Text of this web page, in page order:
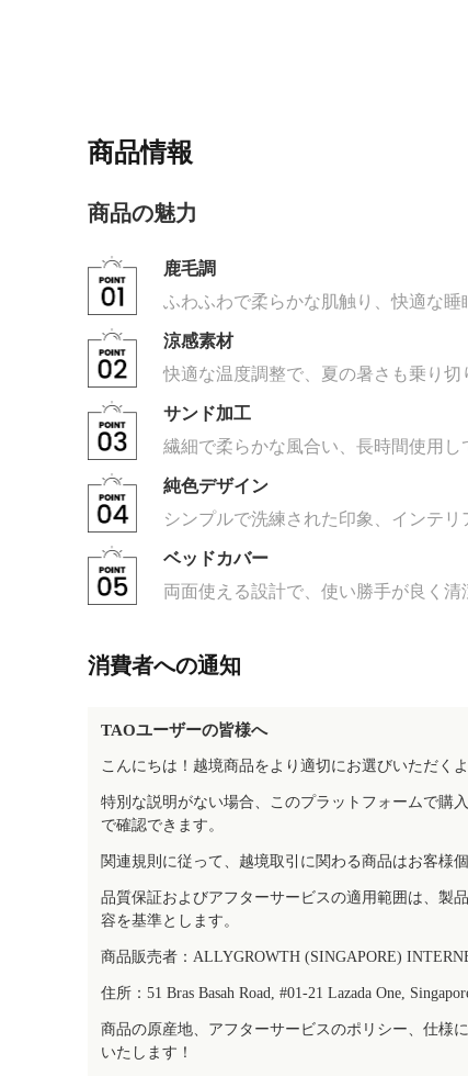
商品情報
商品の魅力
鹿毛調
ふわふわで柔らかな肌触り、快適な睡
涼感素材
快適な温度調整で、夏の暑さも乗り切
サンド加工
繊細で柔らかな風合い、長時間使用し
純色デザイン
シンプルで洗練された印象、インテリ
ベッドカバー
両面使える設計で、使い勝手が良く清
消費者への通知
TAOユーザーの皆様へ
こんにちは！越境商品をより適切にお選びいただく
特別な説明がない場合、このプラットフォームで購
で確認できます。
関連規則に従って、越境取引に関わる商品はお客様
品質保証およびアフターサービスの適用範囲は、製
容を基準とします。
商品販売者：ALLYGROWTH (SINGAPORE)
住所：51 Bras Basah Road, #01-21 Lazada One,
商品の原産地、アフターサービスのポリシー、仕様
いたします！